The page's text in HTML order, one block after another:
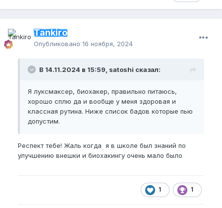
Габа,
EAA,
Мультивитамины,
Пробиотики,
Янтарная Кислота,
Коэнзим,
Цитруллин,
Tankiro
Опубликовано 16 ноября, 2024
В 14.11.2024 в 15:59, satoshi сказал:
Я луксмаксер, биохакер, правильно питаюсь,
хорошо сплю да и вообще у меня здоровая и
классная рутина. Ниже список бадов которые пью
допустим.
Респект тебе! Жаль когда я в школе был знаний по
улучшению внешки и биохакингу очень мало было
1 1